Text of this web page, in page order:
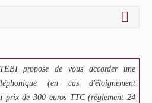
propose de vous accorder une
(en cas d'éloignement
prix de 300 euros TTC (règlement 24